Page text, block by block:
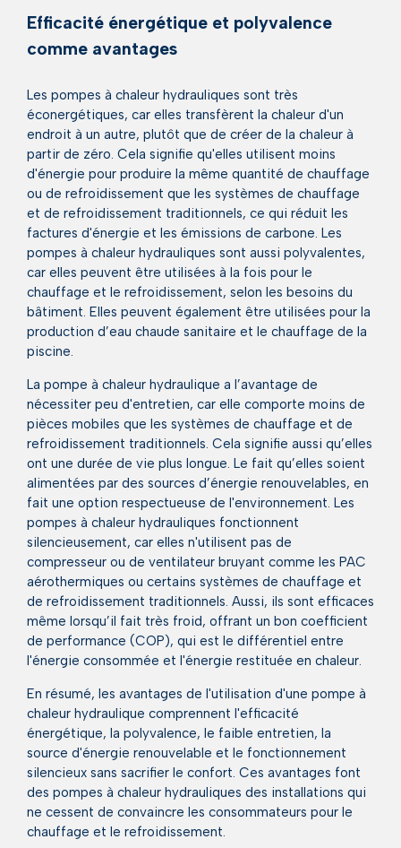
Efficacité énergétique et polyvalence
comme avantages
Les pompes à chaleur hydrauliques sont très
éconergétiques, car elles transfèrent la chaleur d'un
endroit à un autre, plutôt que de créer de la chaleur à
partir de zéro. Cela signifie qu'elles utilisent moins
d'énergie pour produire la même quantité de chauffage
ou de refroidissement que les systèmes de chauffage
et de refroidissement traditionnels, ce qui réduit les
factures d'énergie et les émissions de carbone. Les
pompes à chaleur hydrauliques sont aussi polyvalentes,
car elles peuvent être utilisées à la fois pour le
chauffage et le refroidissement, selon les besoins du
bâtiment. Elles peuvent également être utilisées pour la
production d’eau chaude sanitaire et le chauffage de la
piscine.
La pompe à chaleur hydraulique a l’avantage de
nécessiter peu d'entretien, car elle comporte moins de
pièces mobiles que les systèmes de chauffage et de
refroidissement traditionnels. Cela signifie aussi qu’elles
ont une durée de vie plus longue. Le fait qu’elles soient
alimentées par des sources d’énergie renouvelables, en
fait une option respectueuse de l'environnement. Les
pompes à chaleur hydrauliques fonctionnent
silencieusement, car elles n'utilisent pas de
compresseur ou de ventilateur bruyant comme les PAC
aérothermiques ou certains systèmes de chauffage et
de refroidissement traditionnels. Aussi, ils sont efficaces
même lorsqu’il fait très froid, offrant un bon coefficient
de performance (COP), qui est le différentiel entre
l'énergie consommée et l'énergie restituée en chaleur.
En résumé, les avantages de l'utilisation d'une pompe à
chaleur hydraulique comprennent l'efficacité
énergétique, la polyvalence, le faible entretien, la
source d'énergie renouvelable et le fonctionnement
silencieux sans sacrifier le confort. Ces avantages font
des pompes à chaleur hydrauliques des installations qui
ne cessent de convaincre les consommateurs pour le
chauffage et le refroidissement.